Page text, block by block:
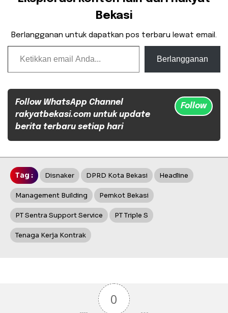
Bekasi
Berlangganan untuk dapatkan pos terbaru lewat email.
Ketikkan email Anda...
Berlangganan
Follow WhatsApp Channel
rakyatbekasi.com untuk update
berita terbaru setiap hari
Follow
Tag : Disnaker DPRD Kota Bekasi Headline
Management Building Pemkot Bekasi
PT Sentra Support Service PT Triple S
Tenaga Kerja Kontrak
0